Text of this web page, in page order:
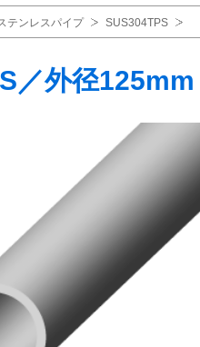
テンレスパイプ SUS304TPS
／外径125mm